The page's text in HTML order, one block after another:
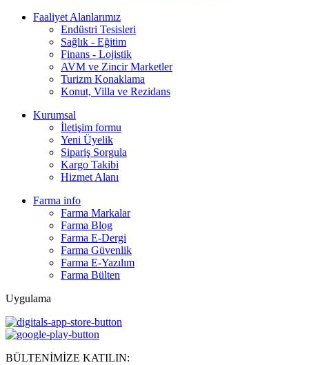
Faaliyet Alanlarımız
Endüstri Tesisleri
Sağlık - Eğitim
Finans - Lojistik
AVM ve Zincir Marketler
Turizm Konaklama
Konut, Villa ve Rezidans
Kurumsal
İletişim formu
Yeni Üyelik
Sipariş Sorgula
Kargo Takibi
Hizmet Alanı
Farma info
Farma Markalar
Farma Blog
Farma E-Dergi
Farma Güvenlik
Farma E-Yazılım
Farma Bülten
Uygulama
BÜLTENİMİZE KATILIN: